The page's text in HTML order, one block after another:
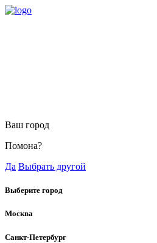
Ваш город
Помона?
Да Выбрать другой
Выберите город
Москва
Санкт-Петербург